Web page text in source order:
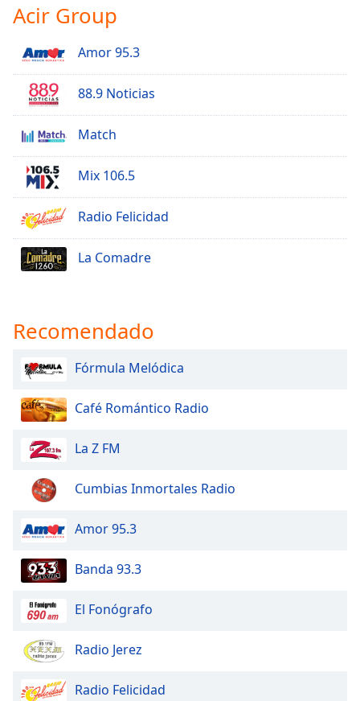
Acir Group
Amor 95.3
88.9 Noticias
Match
Mix 106.5
Radio Felicidad
La Comadre
Recomendado
Fórmula Melódica
Café Romántico Radio
La Z FM
Cumbias Inmortales Radio
Amor 95.3
Banda 93.3
El Fonógrafo
Radio Jerez
Radio Felicidad